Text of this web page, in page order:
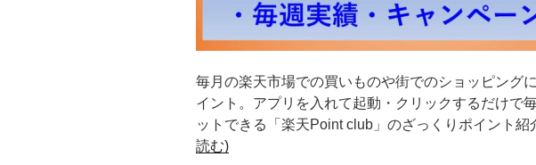
毎月の楽天市場での買いものや街でのショッピング
イント。アプリを入れて起動・クリックするだけで
ットできる「楽天Point club」のざっくりポイント紹
読む)